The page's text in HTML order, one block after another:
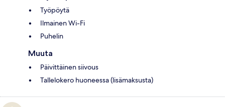
Työpöytä
Ilmainen Wi-Fi
Puhelin
Muuta
Päivittäinen siivous
Tallelokero huoneessa (lisämaksusta)